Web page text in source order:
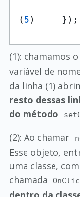
(5)     });
(1): chamamos
variável de nome
da linha (1)
resto dessas
do método
(2): Ao chamar
Esse objeto,
uma classe,
chamada
dentro da